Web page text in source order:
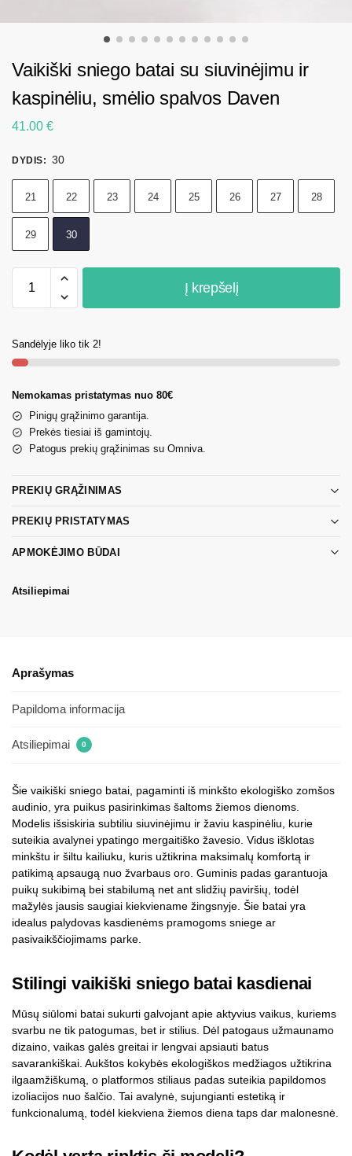
Vaikiški sniego batai su siuvinėjimu ir
kaspinėliu, smėlio spalvos Daven
41.00 €
DYDIS: 30
21 22 23 24 25 26 27 28
29 30
Į krepšelį
Sandėlyje liko tik 2!
Nemokamas pristatymas nuo 80€
Pinigų grąžinimo garantija.
Prekės tiesiai iš gamintojų.
Patogus prekių grąžinimas su Omniva.
PREKIŲ GRĄŽINIMAS
PREKIŲ PRISTATYMAS
APMOKĖJIMO BŪDAI
Atsiliepimai
Aprašymas
Papildoma informacija
Atsiliepimai 0
Šie vaikiški sniego batai, pagaminti iš minkšto ekologiško zomšos
audinio, yra puikus pasirinkimas šaltoms žiemos dienoms.
Modelis išsiskiria subtiliu siuvinėjimu ir žaviu kaspinėliu, kurie
suteikia avalynei ypatingo mergaitiško žavesio. Vidus išklotas
minkštu ir šiltu kailiuku, kuris užtikrina maksimalų komfortą ir
patikimą apsaugą nuo žvarbaus oro. Guminis padas garantuoja
puikų sukibimą bei stabilumą net ant slidžių paviršių, todėl
mažylės jausis saugiai kiekviename žingsnyje. Šie batai yra
idealus palydovas kasdienėms pramogoms sniege ar
pasivaikščiojimams parke.
Stilingi vaikiški sniego batai kasdienai
Mūsų siūlomi batai sukurti galvojant apie aktyvius vaikus, kuriems
svarbu ne tik patogumas, bet ir stilius. Dėl patogaus užmaunamo
dizaino, vaikas galės greitai ir lengvai apsiauti batus
savarankiškai. Aukštos kokybės ekologiškos medžiagos užtikrina
ilgaamžiškumą, o platformos stiliaus padas suteikia papildomos
izoliacijos nuo šalčio. Tai avalynė, sujungianti estetiką ir
funkcionalumą, todėl kiekviena žiemos diena taps dar malonesnė.